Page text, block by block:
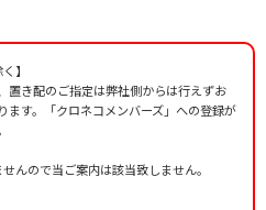
シュ
】
置き配のご指定は弊社側からは行えずお
ます。「クロネコメンバーズ」への登録が
んので当ご案内は該当致しません。